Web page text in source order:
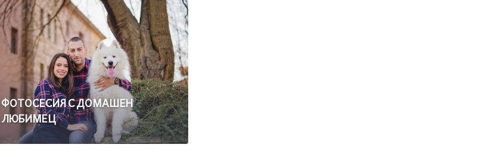
ФОТОСЕСИЯ С ДОМАШЕН
ЛЮБИМЕЦ